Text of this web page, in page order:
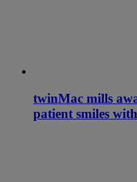
twinMac mills
patient smiles